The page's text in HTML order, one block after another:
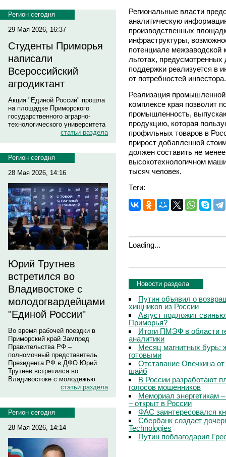
Регион сегодня
29 Мая 2026, 16:37
Студенты Приморья
написали
Всероссийский
агродиктант
Акция "Единой России" прошла
на площадке Приморского
государственного аграрно-
технологического университета
статьи раздела
Регион сегодня
28 Мая 2026, 14:16
Юрий Трутнев
встретился во
Владивостоке с
молодогвардейцами
"Единой России"
Во время рабочей поездки в
Приморский край Зампред
Правительства РФ –
полномочный представитель
Президента РФ в ДФО Юрий
Трутнев встретился во
Владивостоке с молодежью.
статьи раздела
Регион сегодня
28 Мая 2026, 14:14
Региональные власти
аналитическую
производственных
инфраструктуры,
потенциале межзаводской
льготах,
поддержки реализуется в
от потребностей инвестора.
Реализация
комплексе края позволит
промышленность,
продукцию, которая
профильных товаров в
прирост добавленной
должен составить не
высокотехнологичном
тысяч человек.
Теги:
Loading...
Новости раздела
Путин объявил о
хищников из России
Август подложит
Приморья?
Итоги ПМЭФ в области
аналитики
Месяц магнитных бурь:
готовыми
Отставание Овечкина
шайб
В России разработают
голосов мошенников
Мемориал энергетикам
– открыт в России
ФАС заинтересовался
Сбербанк создает
Technologies
Путин поблагодарил